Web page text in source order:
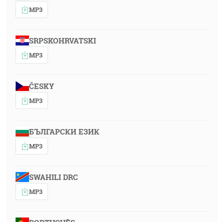
MP3
SRPSKOHRVATSKI
MP3
ČESKY
MP3
БЪЛГАРСКИ ЕЗИК
MP3
SWAHILI DRC
MP3